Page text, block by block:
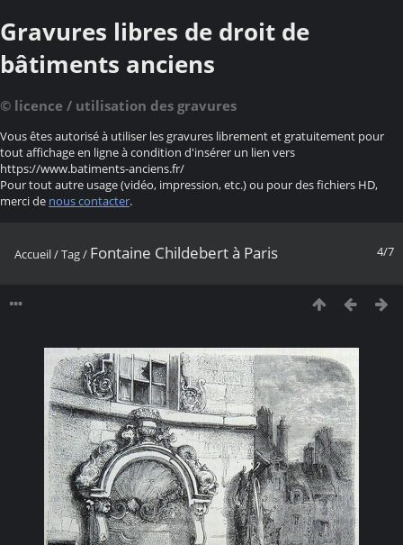
Gravures libres de droit de
bâtiments anciens
© licence / utilisation des gravures
Vous êtes autorisé à utiliser les gravures librement et gratuitement pour
tout affichage en ligne à condition d'insérer un lien vers
https://www.batiments-anciens.fr/
Pour tout autre usage (vidéo, impression, etc.) ou pour des fichiers HD,
merci de nous contacter.
4/7
Accueil/Tag/ Fontaine Childebert à Paris